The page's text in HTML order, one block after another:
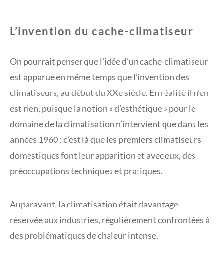
L’invention du cache-climatiseur
On pourrait penser que l’idée d’un cache-climatiseur
est apparue en même temps que l’invention des
climatiseurs, au début du XXe siècle. En réalité il n’en
est rien, puisque la notion « d’esthétique » pour le
domaine de la climatisation n’intervient que dans les
années 1960 : c’est là que les premiers climatiseurs
domestiques font leur apparition et avec eux, des
préoccupations techniques et pratiques.
Auparavant, la climatisation était davantage
réservée aux industries, régulièrement confrontées à
des problématiques de chaleur intense.